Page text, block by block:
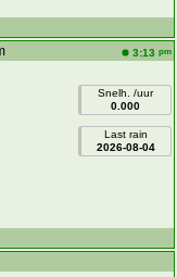
3:13 pm
Snelh. /uur
0.000
Last rain
2026-08-04